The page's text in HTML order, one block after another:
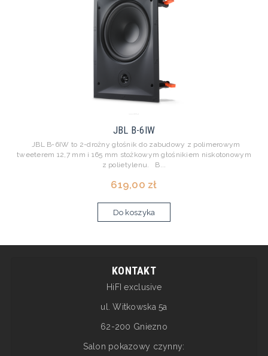
JBL B-6IW
JBL B-6IW to 2-drożny głośnik do zabudowy z polimerowym
tweeterem 12,7 mm i 165 mm stożkowym głośnikiem niskotonowym
z polietylenu. B...
619,00 zł
Do koszyka
KONTAKT
HiFI exclusive
ul. Witkowska 5a
62-200 Gniezno
Salon pokazowy czynny: